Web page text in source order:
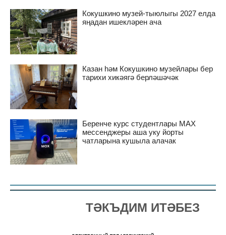
Кокушкино музей-тыюлыгы 2027 елда
яңадан ишекләрен ача
Казан һәм Кокушкино музейлары бер
тарихи хикәягә берләшәчәк
Беренче курс студентлары MAX
мессенджеры аша уку йорты
чатларына кушыла алачак
ТӘКЪДИМ ИТӘБЕЗ